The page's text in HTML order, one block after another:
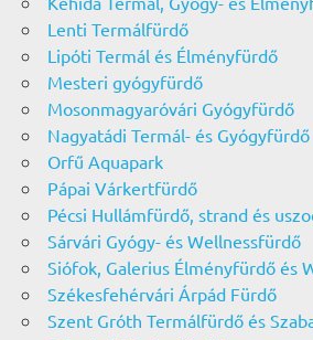
Lenti Termálfürdő
Lipóti Termál és Élményfürdő
Mesteri gyógyfürdő
Mosonmagyaróvári Gyógyfürdő
Nagyatádi Termál- és Gyógyfürdő
Orfű Aquapark
Pápai Várkertfürdő
Pécsi Hullámfürdő, strand és
Sárvári Gyógy- és Wellnessfürdő
Siófok, Galerius Élményfürdő és
Székesfehérvári Árpád Fürdő
Szent Gróth Termálfürdő és